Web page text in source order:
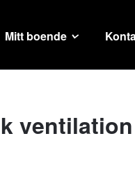
Mitt boende
ventilation